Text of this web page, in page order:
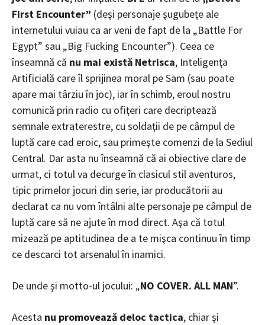
First Encounter” (deşi personaje şugubeţe ale
internetului vuiau ca ar veni de fapt de la „Battle For
Egypt” sau „Big Fucking Encounter”). Ceea ce
înseamnă că nu mai există Netrisca, Inteligenţa
Artificială care îl sprijinea moral pe Sam (sau poate
apare mai târziu în joc), iar în schimb, eroul nostru
comunică prin radio cu ofiţeri care decriptează
semnale extraterestre, cu soldaţii de pe câmpul de
luptă care cad eroic, sau primeşte comenzi de la Sediul
Central. Dar asta nu înseamnă că ai obiective clare de
urmat, ci totul va decurge în clasicul stil aventuros,
tipic primelor jocuri din serie, iar producătorii au
declarat ca nu vom întâlni alte personaje pe câmpul de
luptă care să ne ajute în mod direct. Aşa că totul
mizează pe aptitudinea de a te mişca continuu în timp
ce descarci tot arsenalul în inamici.
De unde şi motto-ul jocului: „NO COVER. ALL MAN”.
Acesta nu promovează deloc tactica, chiar şi